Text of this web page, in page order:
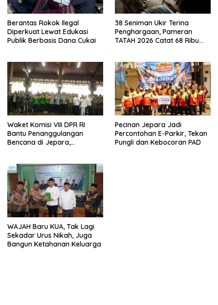
Berantas Rokok Ilegal
Diperkuat Lewat Edukasi
Publik Berbasis Dana Cukai
38 Seniman Ukir Terina
Penghargaan, Pameran
TATAH 2026 Catat 68 Ribu
Waket Komisi VIII DPR RI
Bantu Penanggulangan
Bencana di Jepara,
Pecinan Jepara Jadi
Percontohan E-Parkir, Tekan
Pungli dan Kebocoran PAD
WAJAH Baru KUA, Tak Lagi
Sekadar Urus Nikah, Juga
Bangun Ketahanan Keluarga